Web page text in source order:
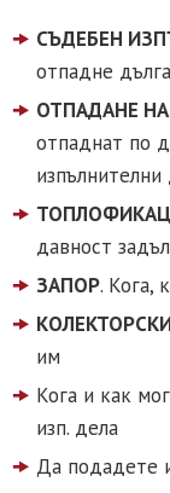
СЪДЕБЕН
отпадне
ОТПАДАНЕ
отпаднат по
изпълнителни
давност
ЗАПОР. Кога,
им
Кога и как
изп. дела
Да подадете